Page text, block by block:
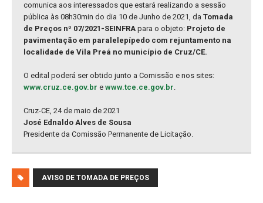
comunica aos interessados que estará realizando a sessão
pública às 08h30min do dia 10 de Junho de 2021, da Tomada
de Preços nº 07/2021-SEINFRA para o objeto: Projeto de
pavimentação em paralelepípedo com rejuntamento na
localidade de Vila Preá no município de Cruz/CE.
O edital poderá ser obtido junto a Comissão e nos sites:
www.cruz.ce.gov.br e www.tce.ce.gov.br.
Cruz-CE, 24 de maio de 2021
José Ednaldo Alves de Sousa
Presidente da Comissão Permanente de Licitação.
AVISO DE TOMADA DE PREÇOS